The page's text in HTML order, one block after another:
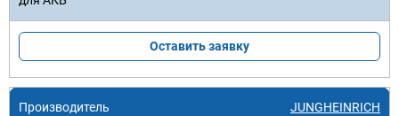
Оставить заявку
JUNGHEINRICH